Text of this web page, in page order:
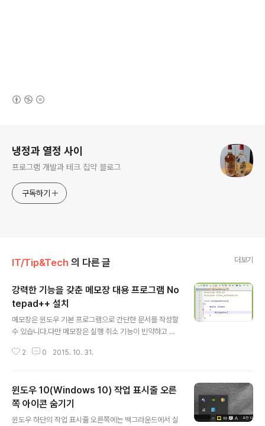
냉정과 열정 사이
프로그램 개발과 테크 집약 블로그
구독하기
IT/Tip&Tech 의 다른 글 더보기
강력한 기능을 갖춘 메모장 대용 프로그램 No
tepad++ 설치
메모장은 윈도우 기본 프로그램으로 간단한 문서를 작성할
수 있습니다.다만 메모장은 실행 취소 기능이 빈약하고 칼
성이 가능한 메모장의 대체 프로그램들이 존재합니다.Sub
보이는 것과 같이 메모장(Notepad)에 기능이 추가된 것
입니다.C언어에서 클래스가 추가된 C++처럼 네이밍을
지은 것으로 보입니다.게다가 완전히 무료로 사용이 가능
2 0 2015. 10. 31.
윈도우 10(Windows 10) 작업 표시줄 오른
쪽 아이콘 숨기기
윈도우 하단의 작업 표시줄 오른쪽에는 백그라운드에서 실